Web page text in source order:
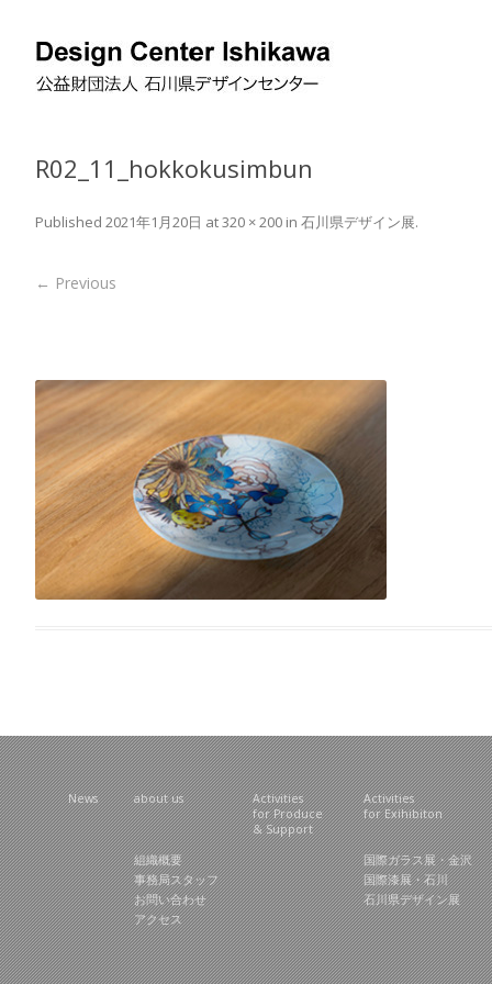
R02_11_hokkokusimbun
Published 2021年1月20日 at320 × 200 in 石川県デザイン展.
← Previous
News about us
Activities
for Produce
& Support
Activities
for Exihibiton
組織概要
事務局スタッフ
お問い合わせ
アクセス
国際ガラス展・金沢
国際漆展・石川
石川県デザイン展